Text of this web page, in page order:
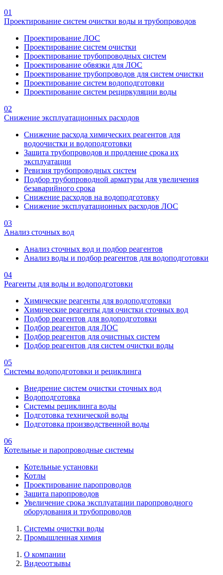
01
Проектирование систем очистки воды и трубопроводов
Проектирование ЛОС
Проектирование систем очистки
Проектирование трубопроводных систем
Проектирование обвязки для ЛОС
Проектирование трубопроводов для систем очистки
Проектирование систем водоподготовки
Проектирование систем рециркуляции воды
02
Снижение эксплуатационных расходов
Снижение расхода химических реагентов для
водоочистки и водоподготовки
Защита трубопроводов и продление срока их
эксплуатации
Ревизия трубопроводных систем
Подбор трубопроводной арматуры для увеличения
безаварийного срока
Снижение расходов на водоподготовку
Снижение эксплуатационных расходов ЛОС
03
Анализ сточных вод
Анализ сточных вод и подбор реагентов
Анализ воды и подбор реагентов для водоподготовки
04
Реагенты для воды и водоподготовки
Химические реагенты для водоподготовки
Химические реагенты для очистки сточных вод
Подбор реагентов для водоподготовки
Подбор реагентов для ЛОС
Подбор реагентов для очистных систем
Подбор реагентов для систем очистки воды
05
Системы водоподготовки и рециклинга
Внедрение систем очистки сточных вод
Водоподготовка
Системы рециклинга воды
Подготовка технической воды
Подготовка производственной воды
06
Котельные и паропроводные системы
Котельные установки
Котлы
Проектирование паропроводов
Защита паропроводов
Увеличение срока эксплуатации паропроводного
оборудования и трубопроводов
Системы очистки воды
Промышленная химия
О компании
Видеоотзывы